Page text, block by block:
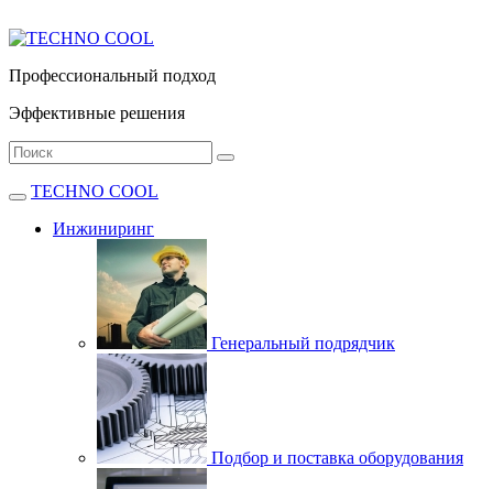
Профессиональный подход
Эффективные решения
TECHNO COOL
Инжиниринг
Генеральный подрядчик
Подбор и поставка оборудования